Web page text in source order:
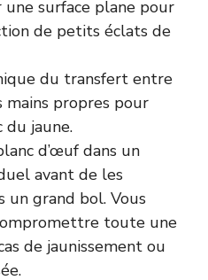
une surface plane pour
de petits éclats de
du transfert entre
mains propres pour
du jaune.
d’œuf dans un
avant de les
un grand bol. Vous
toute une
de jaunissement ou